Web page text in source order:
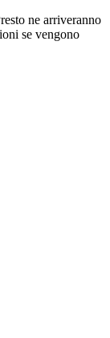
ne arriveranno
se vengono